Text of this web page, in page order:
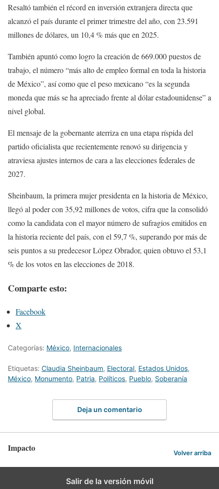
Resaltó también el récord en inversión extranjera directa que
alcanzó el país durante el primer trimestre del año, con 23.591
millones de dólares, un 10,4 % más que en 2025.
También apuntó como logro la creación de 669.000 puestos de
trabajo, el número “más alto de empleo formal en toda la historia
de México”, así como que el peso mexicano “es la segunda
moneda que más se ha apreciado frente al dólar estadounidense” a
nivel global.
El mensaje de la gobernante aterriza en una etapa ríspida del
partido oficialista que recientemente renovó su dirigencia y
atraviesa ajustes internos de cara a las elecciones federales de
2027.
Sheinbaum, la primera mujer presidenta en la historia de México,
llegó al poder con 35,92 millones de votos, cifra que la consolidó
como la candidata con el mayor número de sufragios emitidos en
la historia reciente del país, con el 59,7 %, superando por más de
seis puntos a su predecesor López Obrador, quien obtuvo el 53,1
% de los votos en las elecciones de 2018.
Comparte esto:
Facebook
X
Categorías: México, Internacionales
Etiquetas: Claudia Sheinbaum, Electoral, Estados Unidos,
México, Monumento, Patria, Políticos, Pueblo, Soberanía
Deja un comentario
Impacto Volver arriba
Salir de la versión móvil